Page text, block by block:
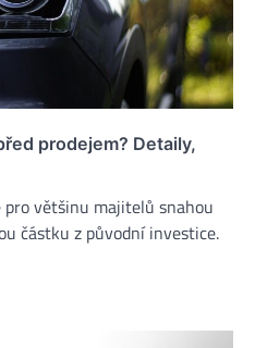
prodejem? Detaily,
většinu majitelů snahou
částku z původní investice.